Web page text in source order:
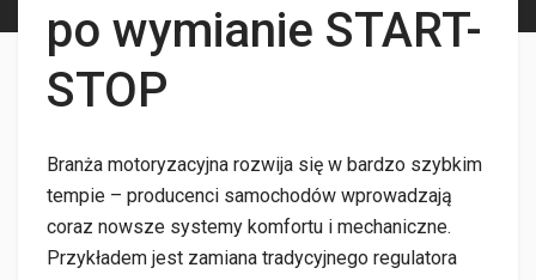
po wymianie START-
STOP
Branża motoryzacyjna rozwija się w bardzo szybkim
tempie – producenci samochodów wprowadzają
coraz nowsze systemy komfortu i mechaniczne.
Przykładem jest zamiana tradycyjnego regulatora